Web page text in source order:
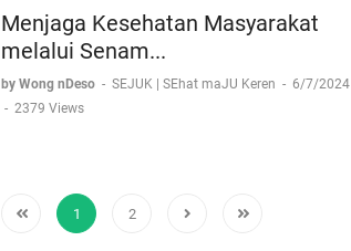
Menjaga Kesehatan Masyarakat
melalui Senam...
by Wong nDeso - SEJUK | SEhat maJU Keren - 6/7/2024
- 2379 Views
1 2